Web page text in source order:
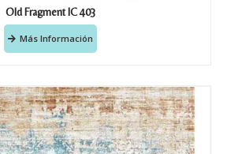
Old Fragment IC 403
Más Información